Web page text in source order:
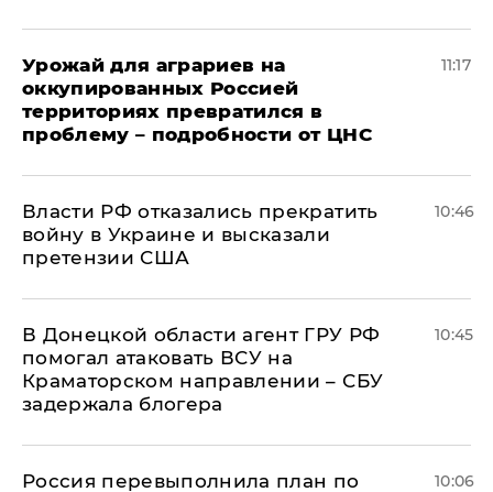
Урожай для аграриев на
оккупированных Россией
территориях превратился в
проблему – подробности от ЦНС
11:17
Власти РФ отказались прекратить
войну в Украине и высказали
претензии США
10:46
В Донецкой области агент ГРУ РФ
помогал атаковать ВСУ на
Краматорском направлении – СБУ
задержала блогера
10:45
Россия перевыполнила план по
10:06